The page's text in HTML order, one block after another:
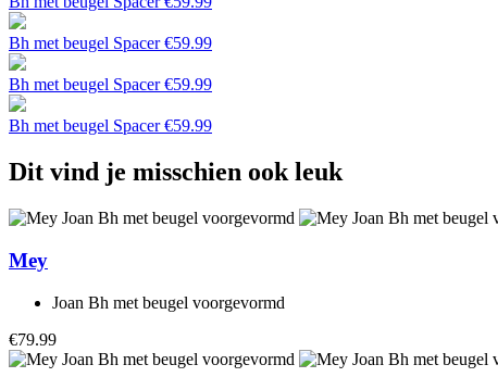
Bh met beugel Spacer €59.99
Bh met beugel Spacer €59.99
Bh met beugel Spacer €59.99
Dit vind je misschien ook leuk
Mey
Joan Bh met beugel voorgevormd
€79.99